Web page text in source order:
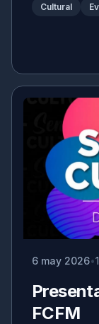
Cultural
6 may 2026
FCFM